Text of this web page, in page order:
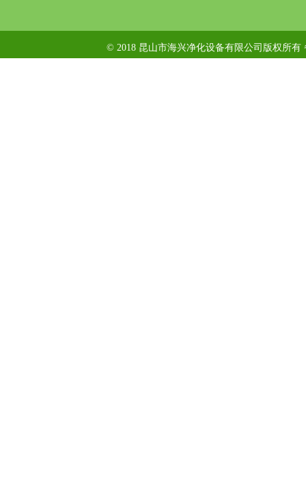
© 2018 昆山市海兴净化设备有限公司版权所有